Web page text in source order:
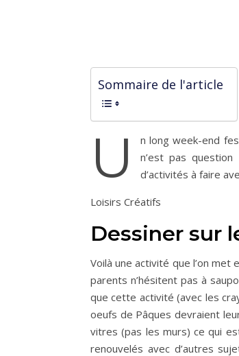
Sommaire de l'article
U
n long week-end
n’est pas
d’activités à faire
Loisirs Créatifs
Dessiner sur
Voilà une activité que l’on
parents n’hésitent pas à
que cette activité (avec les
oeufs de Pâques devraient
vitres (pas les murs) ce qui
renouvelés avec d’autres